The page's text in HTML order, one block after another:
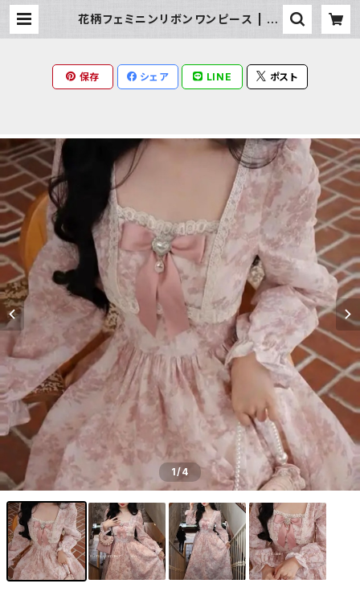
花柄フェミニンリボンワンピース | Mi
保存 シェア LINE ポスト
1/4